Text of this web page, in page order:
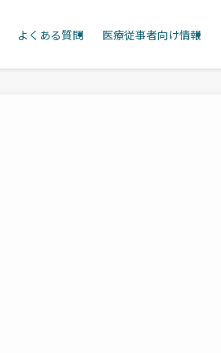
よくある質問 医療従事者向け情報